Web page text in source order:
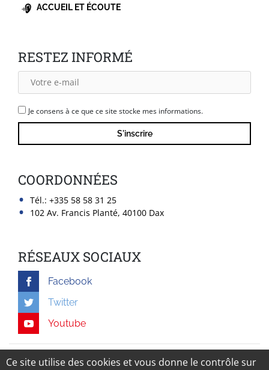
ACCUEIL ET ÉCOUTE
RESTEZ INFORMÉ
Je consens à ce que ce site stocke mes informations.
COORDONNÉES
Tél.: +335 58 58 31 25
102 Av. Francis Planté, 40100 Dax
RÉSEAUX SOCIAUX
Facebook
Twitter
Youtube
Mentions légales
Ce site utilise des cookies et vous donne le contrôle sur